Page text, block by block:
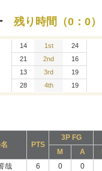
残り時間（0：0）
14 1st 24
21 2nd
16
13
3rd
19
28
4th 19
PTS
3P FG
M
A
哉 6 0 0